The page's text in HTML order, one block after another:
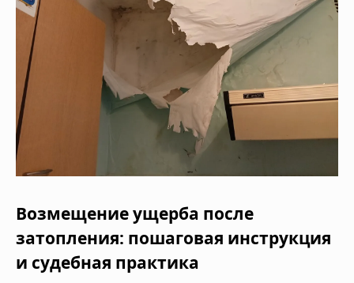
Возмещение ущерба после
затопления: пошаговая инструкция
и судебная практика